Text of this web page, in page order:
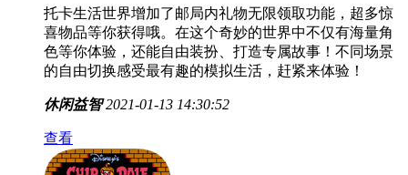
托卡生活世界邮局无限礼物版
托卡生活世界增加了邮局内礼物无限领取功能，超多惊
喜物品等你获得哦。在这个奇妙的世界中不仅有海量角